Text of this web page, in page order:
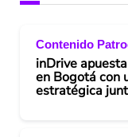
Contenido
inDrive
en Bogotá con
estratégica